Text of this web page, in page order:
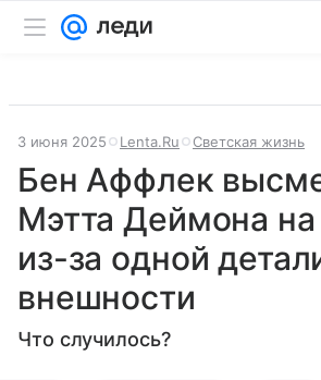
3 июня 2025 Lenta.Ru Светская жизнь
Бен Аффлек
Мэтта Деймона на
из-за одной
внешности
Что случилось?